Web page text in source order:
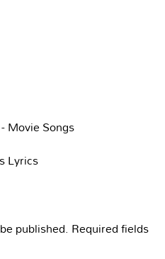
Movie Songs
Lyrics
published. Required fields